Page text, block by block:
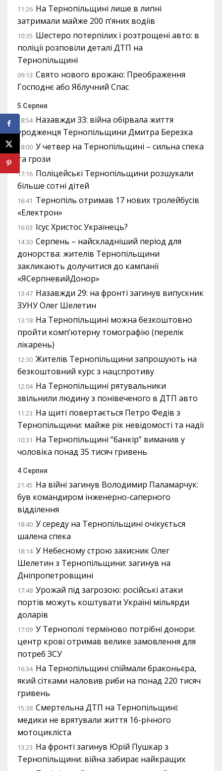
11:26 На Тернопільщині лише в липні
затримали майже 200 п’яних водіїв
10:35 Шестеро потерпілих і розтрощені авто: в
поліції розповіли деталі ДТП на
Тернопільщині
09:13 Свято нового врожаю: Преображення
Господнє або Яблучний Спас
5 Серпня
18:54 Назавжди 33: війна обірвала життя
уродженця Тернопільщини Дмитра Березка
18:00 У четвер на Тернопільщині – сильна спека
та грози
17:16 Поліцейські Тернопільщини розшукали
більше сотні дітей
16:41 Тернопіль отримав 17 нових тролейбусів
«Електрон»
16:03 Ісус Христос Українець?
14:30 Серпень – найскладніший період для
донорства: жителів Тернопільщини
закликають долучитися до кампанії
«ЯСерпневийДонор»
13:47 Назавжди 29: на фронті загинув випускник
ЗУНУ Олег Шелетин
13:18 На Тернопільщині можна безкоштовно
пройти комп’ютерну томографію (перелік
лікарень)
12:30 Жителів Тернопільщини запрошують на
безкоштовний курс з нацспротиву
12:04 На Тернопільщині рятувальники
звільнили людину з понівеченого в ДТП авто
11:23 На щиті повертається Петро Федів з
Тернопільщини: майже рік невідомості та надії
10:31 На Тернопільщині “банкір” виманив у
чоловіка понад 35 тисяч гривень
4 Серпня
21:45 На війні загинув Володимир Паламарчук:
був командиром інженерно-саперного
відділення
18:40 У середу на Тернопільщині очікується
шалена спека
18:14 У Небесному строю захисник Олег
Шелетин з Тернопільщини: загинув на
Дніпропетровщині
17:48 Урожай під загрозою: російські атаки
портів можуть коштувати Україні мільярди
доларів
17:09 У Тернополі терміново потрібні донори:
центр крові отримав велике замовлення для
потреб ЗСУ
16:34 На Тернопільщині спіймали браконьєра,
який сітками наловив риби на понад 220 тисяч
гривень
15:38 Смертельна ДТП на Тернопільщині:
медики не врятували життя 16-річного
мотоцикліста
13:23 На фронті загинув Юрій Пушкар з
Тернопільщини: війна забирає найкращих